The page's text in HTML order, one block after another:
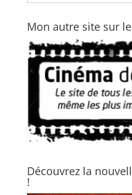
Mon autre site sur
Découvrez la
!